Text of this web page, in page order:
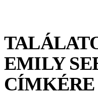
EMILY
CÍMKÉRE